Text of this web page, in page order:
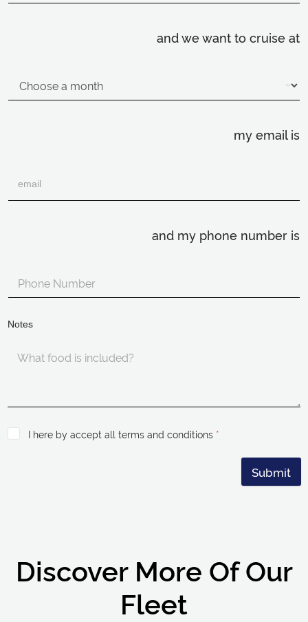
and we want to cruise at
my email is
and my phone number is
Notes
I here by accept all terms and conditions *
Submit
Discover More Of Our
Fleet